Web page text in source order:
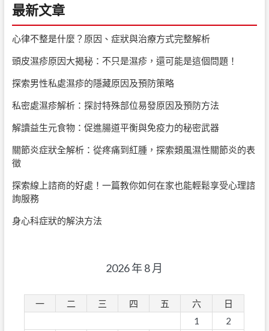
最新文章
心律不整是什麼？原因、症狀與治療方式完整解析
頭皮濕疹原因大揭秘：不只是濕疹，還可能是這個問題！
探索男性私處濕疹的隱藏原因及預防策略
私密處濕疹解析：探討特殊部位易發原因及預防方法
解讀益生元食物：促進腸道平衡與免疫力的秘密武器
關節炎症狀全解析：從疼痛到紅腫，探索類風濕性關節炎的表
徵
探索線上諮商的好處！一篇教你如何在家也能輕鬆享受心理諮
詢服務
身心科症狀的解決方法
2026 年 8 月
一 二 三 四 五 六
日
1
2